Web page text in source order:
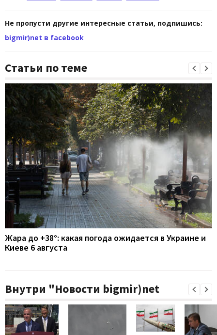
Не пропусти другие интересные статьи, подпишись:
bigmir)net в facebook
Статьи по теме
Жара до +38°: какая погода ожидается в Украине и
Киеве 6 августа
Внутри "Новости bigmir)net